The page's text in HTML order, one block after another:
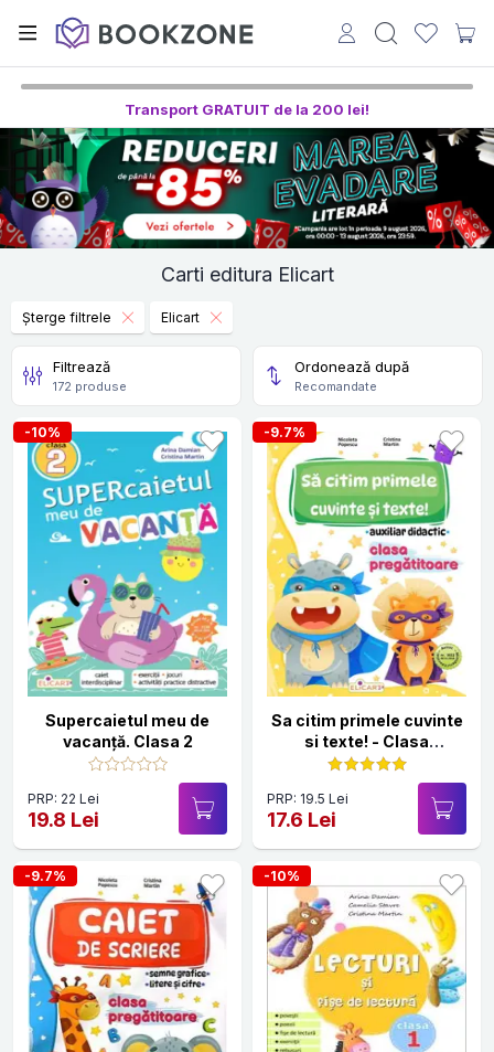
Transport GRATUIT de la 200 lei!
Carti editura Elicart
Șterge filtrele Elicart
Filtrează
172 produse
Ordonează după
Recomandate
-10%
Supercaietul meu de
vacanță. Clasa 2
PRP: 22 Lei
19.8 Lei
-9.7%
Sa citim primele cuvinte
si texte! - Clasa
pregatitoare - Auxiliar
PRP: 19.5 Lei
17.6 Lei
-9.7% -10%